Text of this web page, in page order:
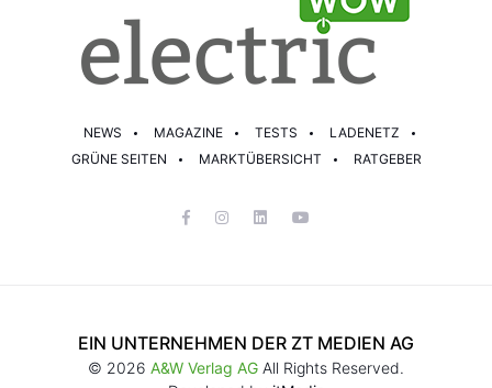
NEWS MAGAZINE TESTS
LADENETZ
GRÜNE SEITEN
MARKTÜBERSICHT RATGEBER
EIN UNTERNEHMEN DER ZT MEDIEN AG
© 2026 A&W Verlag AG All Rights Reserved.